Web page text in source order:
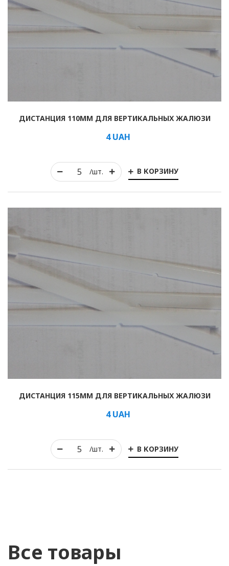
/шт. В КОРЗИНУ
ДИСТАНЦИЯ 110ММ ДЛЯ ВЕРТИКАЛЬНЫХ ЖАЛЮЗИ
4UAH
/шт. В КОРЗИНУ
ДИСТАНЦИЯ 115ММ ДЛЯ ВЕРТИКАЛЬНЫХ ЖАЛЮЗИ
4UAH
Все товары